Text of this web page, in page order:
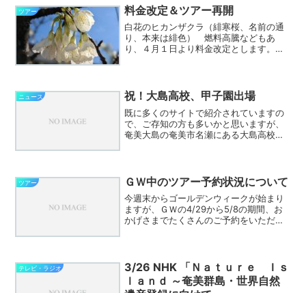
ツアー 料金改定＆ツアー再開
白花のヒカンザクラ（緋寒桜、名前の通
り、本来は緋色） 燃料高騰などもあ
り、４月１日より料金改定とします。こ
ーブカヌーコース また、一旦...
ニュース 祝！大島高校、甲子園出場
既に多くのサイトで紹介されていますの
で、ご存知の方も多いかと思いますが、
奄美大島の奄美市名瀬にある大島高校が
後日特集号に可能な限り掲...
ツアー ＧＷ中のツアー予約状況について
今週末からゴールデンウィークが始まり
ますが、ＧＷの4/29から5/8の期間、お
かげさまでたくさんのご予約をいただい
行できません。また...
テレビ・ラジオ
3/26 NHK 「Ｎａｔｕｒｅ Ｉｓ
ｌａｎｄ ～奄美群島・世界自然